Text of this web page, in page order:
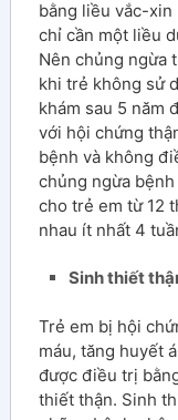
bằng liều vắc-
chỉ cần một liều
Nên chủng ngừa
khi trẻ không sử
khám sau 5 năm
với hội chứng
bệnh và không
chủng ngừa
cho trẻ em từ 12
nhau ít nhất 4
Sinh thiết
Trẻ em bị hội
máu, tăng huyết
được điều trị
thiết thận. Sinh